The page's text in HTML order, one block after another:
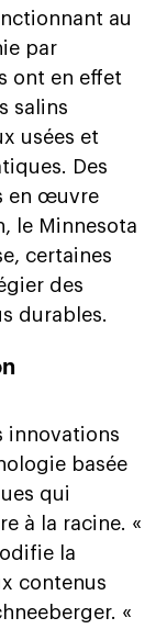
au
par
ont en effet
salins
usées et
Des
en œuvre
le Minnesota
certaines
des
durables.
innovations
basée
qui
à la racine. «
la
contenus
«